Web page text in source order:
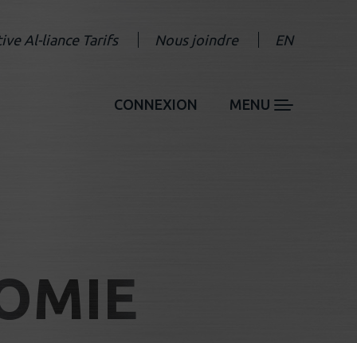
Al-liance Tarifs Nous joindre EN
CONNEXION MENU